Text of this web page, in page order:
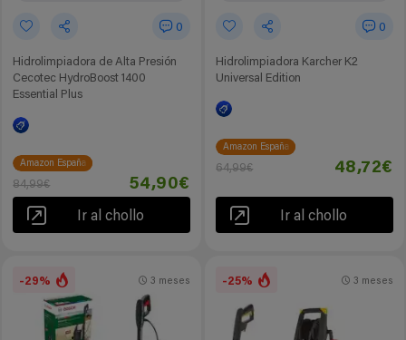
0
Hidrolimpiadora de Alta Presión
Cecotec HydroBoost 1400
Essential Plus
Amazon España
84,99€ 54,90€
Ir al chollo
0
Hidrolimpiadora Karcher K2
Universal Edition
Amazon España
64,99€ 48,72€
Ir al chollo
-29% 3 meses -25% 3 meses